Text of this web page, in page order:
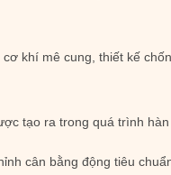
khí mê cung, thiết kế
tạo ra trong quá trình
cân bằng động tiêu